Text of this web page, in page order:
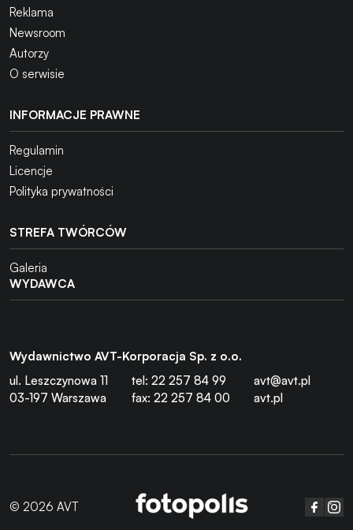
Reklama
Newsroom
Autorzy
O serwisie
INFORMACJE PRAWNE
Regulamin
Licencje
Polityka prywatności
STREFA TWÓRCÓW
Galeria
WYDAWCA
Wydawnictwo AVT-Korporacja Sp. z o.o.
ul. Leszczynowa 11
03-197 Warszawa
tel: 22 257 84 99
fax: 22 257 84 00
avt@avt.pl
avt.pl
© 2026 AVT